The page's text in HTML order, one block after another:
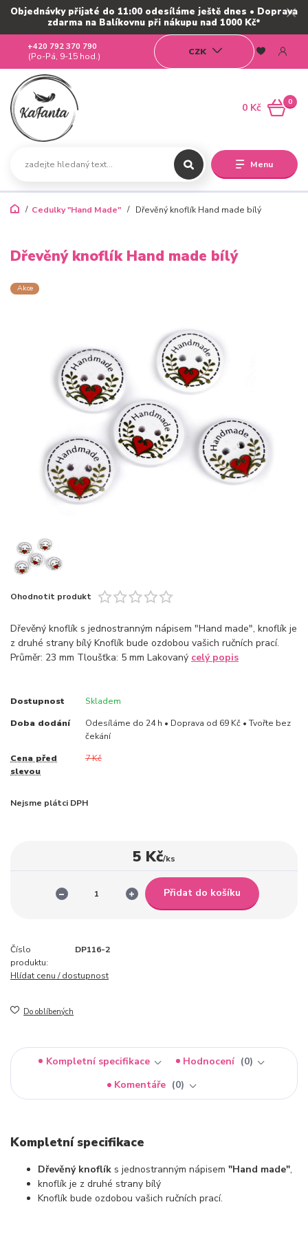
Objednávky přijaté do 11:00 odesíláme ještě dnes • Doprava
zdarma na Balíkovnu při nákupu nad 1000 Kč*
Menu
CZK
+420 792 370 790
(Po-Pá, 9-15 hod.)
0
0 Kč
Cedulky "Hand Made" Dřevěný knoflík Hand made bílý
Dřevěný knoflík Hand made bílý
Akce
Ohodnotit produkt
Dřevěný knoflík s jednostranným nápisem "Hand made", knoflík je
z druhé strany bílý Knoflík bude ozdobou vašich ručních prací.
Průměr: 23 mm Tloušťka: 5 mm Lakovaný celý popis
Dostupnost Skladem
Doba dodání
Odesíláme do 24 h • Doprava od 69 Kč • Tvořte bez
čekání
Cena před
slevou
7 Kč
Nejsme plátci DPH
5 Kč/ks
Přidat do košíku
Číslo
produktu:
DP116-2
Hlídat cenu / dostupnost
Do oblíbených
Kompletní specifikace Hodnocení
0
Komentáře
0
Kompletní specifikace
Dřevěný knoflík s jednostranným nápisem "Hand made",
knoflík je z druhé strany bílý
Knoflík bude ozdobou vašich ručních prací.